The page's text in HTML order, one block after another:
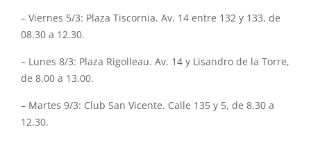
– Viernes 5/3: Plaza Tiscornia. Av. 14 entre 132 y 133, de
08.30 a 12.30.
– Lunes 8/3: Plaza Rigolleau. Av. 14 y Lisandro de la Torre,
de 8.00 a 13.00.
– Martes 9/3: Club San Vicente. Calle 135 y 5, de 8.30 a
12.30.